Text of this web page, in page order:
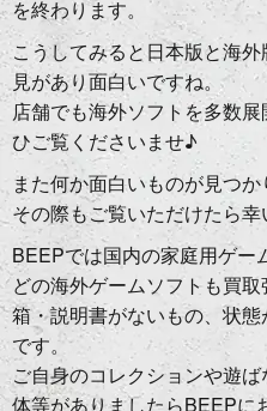
を終わります。
こうしてみると日本版と海
見があり面白いですね。
店舗でも海外ソフトを多数
ひご覧くださいませ♪
また何か面白いものが見つか
その際もご覧いただけたら
BEEPでは国内の家庭用ゲ
どの海外ゲームソフトも買取
箱・説明書がないもの、状
です。
ご自身のコレクションや遊
体等がありましたらBEEPに